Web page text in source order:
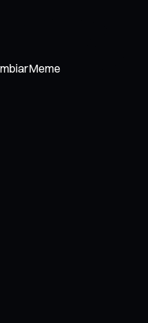
Meme